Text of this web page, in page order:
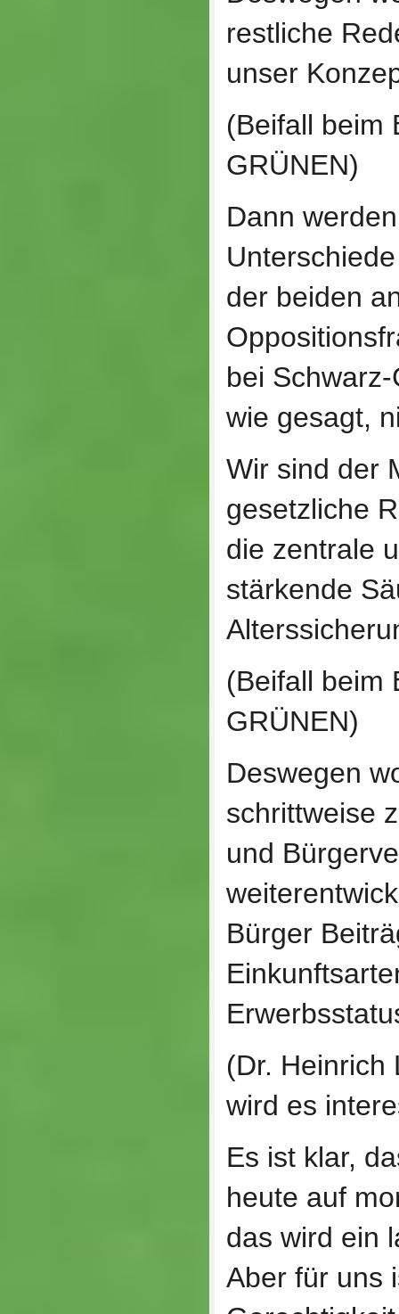
restliche
unser
(Beifall beim
GRÜNEN)
Dann
der beiden
bei
wie gesagt,
Wir sind der
gesetzliche
die zentrale
stärkende
(Beifall beim
GRÜNEN)
Deswegen
schrittweise
und
Bürger
(Dr. Heinrich
wird es
Es ist klar,
heute auf
das wird ein
Aber für uns